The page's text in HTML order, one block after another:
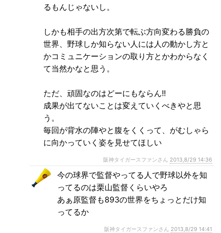
るもんじゃないし。
しかも相手の出方次第で転ぶ方向変わる勝負の
世界、野球しか知らない人には人の動かし方と
かコミュニケーションの取り方とかわからなく
て当然かなと思う。
ただ、頑固なのはどーにもならん!!
成果が出てないことは変えていくべきやと思
う。
毎回が背水の陣やと腹をくくって、がむしゃら
に向かっていく姿を見せてほしい
阪神タイガースファンさん 2013,8/29 14:36
今の球界で監督やってる人で野球以外を知
ってるのは栗山監督くらいやろ
あぁ原監督も893の世界をちょっとだけ知
ってるか
阪神タイガースファンさん 2013,8/29 14:41